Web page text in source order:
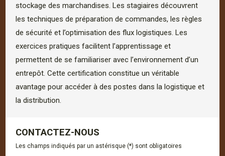
stockage des marchandises. Les stagiaires découvrent
les techniques de préparation de commandes, les règles
de sécurité et l’optimisation des flux logistiques. Les
exercices pratiques facilitent l’apprentissage et
permettent de se familiariser avec l’environnement d’un
entrepôt. Cette certification constitue un véritable
avantage pour accéder à des postes dans la logistique et
la distribution.
CONTACTEZ-NOUS
Les champs indiqués par un astérisque (*) sont obligatoires